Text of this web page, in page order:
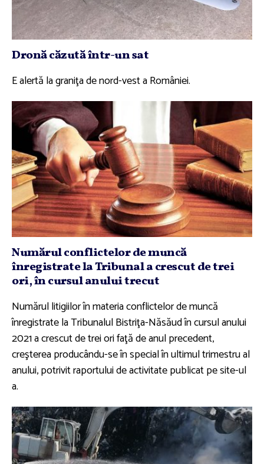
Dronă căzută într-un sat
E alertă la graniţa de nord-vest a României.
Numărul conflictelor de muncă
înregistrate la Tribunal a crescut de trei
ori, în cursul anului trecut
Numărul litigiilor în materia conflictelor de muncă
înregistrate la Tribunalul Bistriţa-Năsăud în cursul anului
2021 a crescut de trei ori faţă de anul precedent,
creşterea producându-se în special în ultimul trimestru al
anului, potrivit raportului de activitate publicat pe site-ul
a.